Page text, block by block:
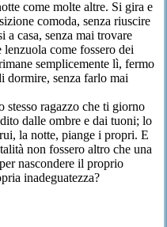
come molte altre. Si gira e
comoda, senza riuscire
a casa, senza mai trovare
come fossero dei
semplicemente lì, fermo
dormire, senza farlo mai
ragazzo che ti giorno
dalle ombre e dai tuoni; lo
la notte, piange i propri. E
non fossero altro che una
nascondere il proprio
inadeguatezza?